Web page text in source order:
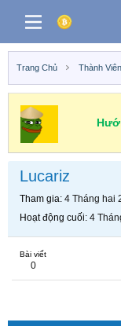
Trang Chủ Thành Viên
Lucariz
Tham gia 4 Tháng hai
Hoạt động cuối 4
Bài viết
0